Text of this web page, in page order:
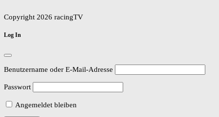
Copyright 2026 racingTV
Log In
Benutzername oder E-Mail-Adresse
Passwort
Angemeldet bleiben